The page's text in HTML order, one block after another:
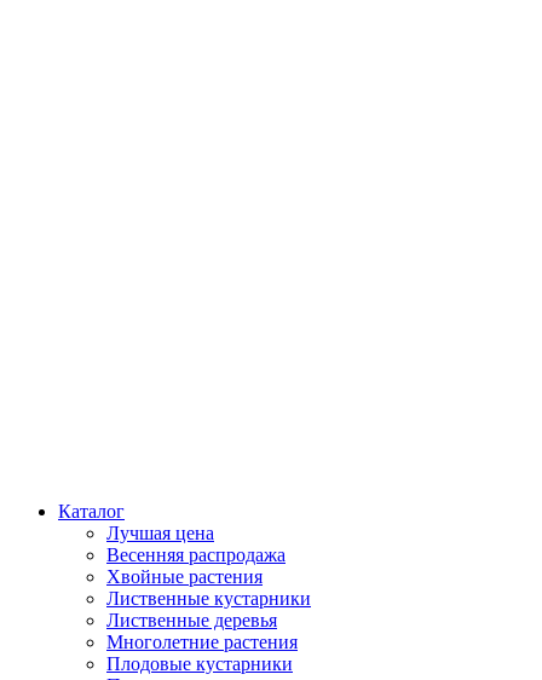
Каталог
Лучшая цена
Весенняя распродажа
Хвойные растения
Лиственные кустарники
Лиственные деревья
Многолетние растения
Плодовые кустарники